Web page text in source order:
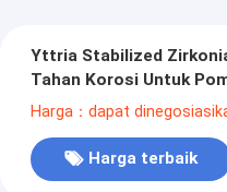
Yttria Stabilized
Tahan Korosi Untuk
Harga：dapat
Harga terbaik